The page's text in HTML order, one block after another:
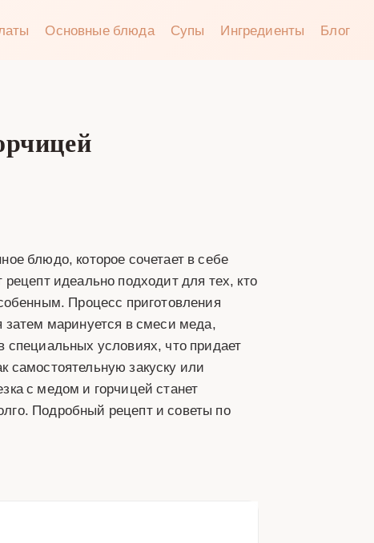
Основные блюда Супы Ингредиенты Блог
блюдо, которое сочетает в себе
идеально подходит для тех, кто
Процесс приготовления
затем маринуется в смеси меда,
условиях, что придает
самостоятельную закуску или
с медом и горчицей станет
Подробный рецепт и советы по